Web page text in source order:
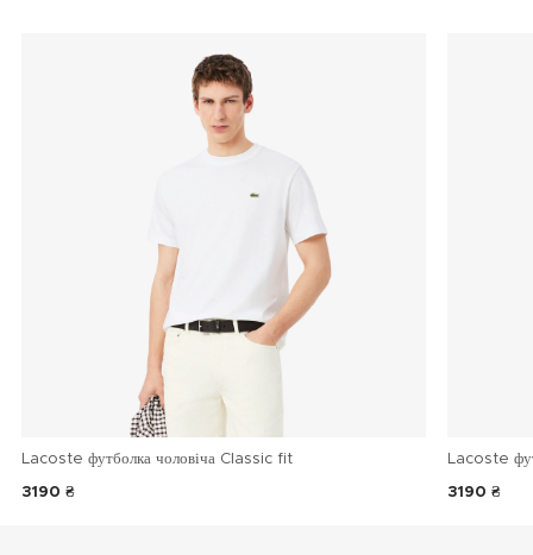
Lacoste футболка чоловіча Classic fit
3190 ₴
Lacoste
3190 ₴